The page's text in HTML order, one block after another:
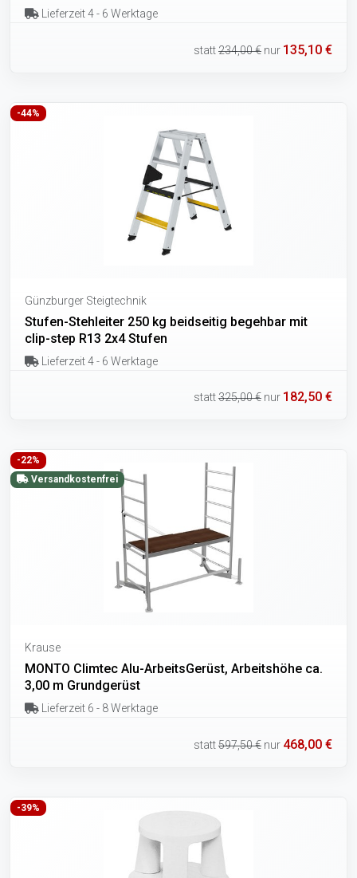
Lieferzeit 4 - 6 Werktage
statt234,00 € nur 135,10 €
-44%
Günzburger Steigtechnik
Stufen-Stehleiter 250 kg beidseitig begehbar mit
clip-step R13 2x4 Stufen
Lieferzeit 4 - 6 Werktage
statt325,00 € nur 182,50 €
-22%
Versandkostenfrei
Krause
MONTO Climtec Alu-ArbeitsGerüst, Arbeitshöhe ca.
3,00 m Grundgerüst
Lieferzeit 6 - 8 Werktage
statt597,50 € nur 468,00 €
-39%